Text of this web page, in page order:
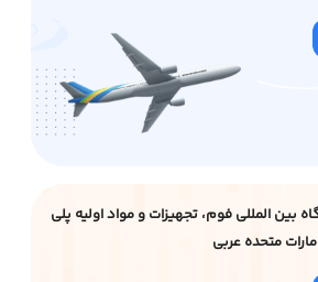
بین المللی فوم، تجهیزات و مواد اولیه پلی